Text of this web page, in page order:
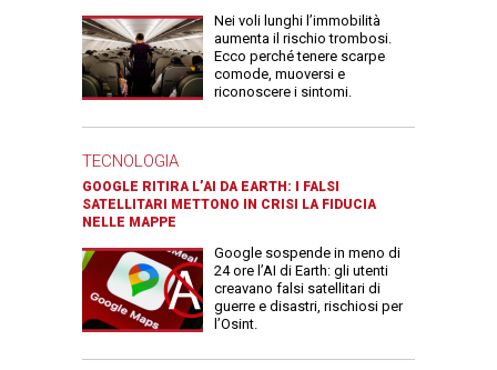
Nei voli lunghi l’immobilità
aumenta il rischio trombosi.
Ecco perché tenere scarpe
comode, muoversi e
riconoscere i sintomi.
TECNOLOGIA
GOOGLE RITIRA L’AI DA EARTH: I FALSI
SATELLITARI METTONO IN CRISI LA FIDUCIA
NELLE MAPPE
Google sospende in meno di
24 ore l’AI di Earth: gli utenti
creavano falsi satellitari di
guerre e disastri, rischiosi per
l’Osint.